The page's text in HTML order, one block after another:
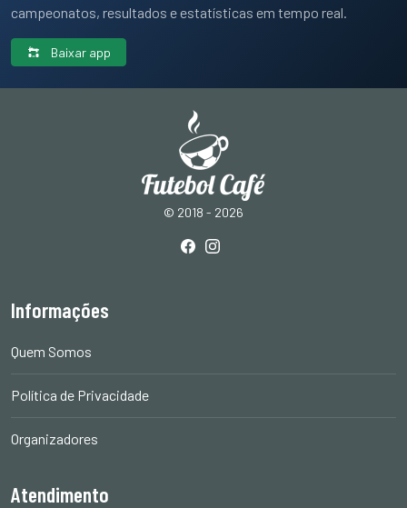
campeonatos, resultados e estatísticas em tempo real.
Baixar app
© 2018 - 2026
Informações
Quem Somos
Política de Privacidade
Organizadores
Atendimento